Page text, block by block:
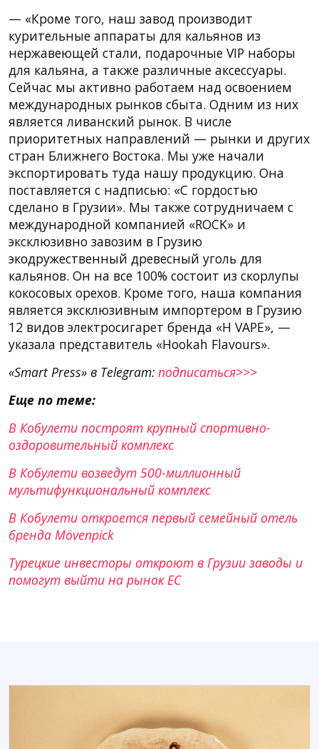
— «Кроме того, наш завод производит
курительные аппараты для кальянов из
нержавеющей стали, подарочные VIP наборы
для кальяна, а также различные аксессуары.
Сейчас мы активно работаем над освоением
международных рынков сбыта. Одним из них
является ливанский рынок. В числе
приоритетных направлений — рынки и других
стран Ближнего Востока. Мы уже начали
экспортировать туда нашу продукцию. Она
поставляется с надписью: «С гордостью
сделано в Грузии». Мы также сотрудничаем с
международной компанией «ROCK» и
эксклюзивно завозим в Грузию
экодружественный древесный уголь для
кальянов. Он на все 100% состоит из скорлупы
кокосовых орехов. Кроме того, наша компания
является эксклюзивным импортером в Грузию
12 видов электросигарет бренда «H VAPE», —
указала представитель «Hookah Flavours».
«Smart Press» в Telegram: подписаться>>>
Еще по теме:
В Кобулети построят крупный спортивно-
оздоровительный комплекс
В Кобулети возведут 500-миллионный
мультифункциональный комплекс
В Кобулети откроется первый семейный отель
бренда Mövenpick
Турецкие инвесторы откроют в Грузии заводы и
помогут выйти на рынок ЕС